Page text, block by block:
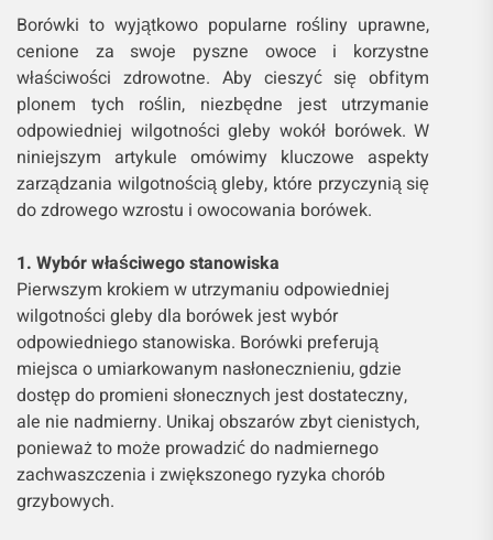
Borówki to wyjątkowo popularne rośliny uprawne,
cenione za swoje pyszne owoce i korzystne
właściwości zdrowotne. Aby cieszyć się obfitym
plonem tych roślin, niezbędne jest utrzymanie
odpowiedniej wilgotności gleby wokół borówek. W
niniejszym artykule omówimy kluczowe aspekty
zarządzania wilgotnością gleby, które przyczynią się
do zdrowego wzrostu i owocowania borówek.
1. Wybór właściwego stanowiska
Pierwszym krokiem w utrzymaniu odpowiedniej
wilgotności gleby dla borówek jest wybór
odpowiedniego stanowiska. Borówki preferują
miejsca o umiarkowanym nasłonecznieniu, gdzie
dostęp do promieni słonecznych jest dostateczny,
ale nie nadmierny. Unikaj obszarów zbyt cienistych,
ponieważ to może prowadzić do nadmiernego
zachwaszczenia i zwiększonego ryzyka chorób
grzybowych.